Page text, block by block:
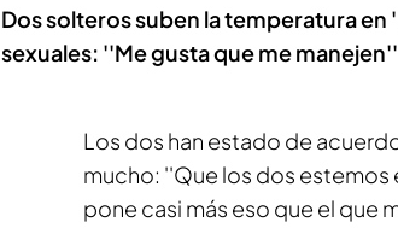
Dos solteros suben la temperatura
sexuales: ''Me gusta que me manejen''
Los dos han estado de
mucho: ''Que los dos estemos
pone casi más eso que el que